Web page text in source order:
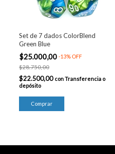
Set de 7 dados ColorBlend
Green Blue
$25.000,00 -13% OFF
$28.750,00
$22.500,00 conTransferencia o
depósito